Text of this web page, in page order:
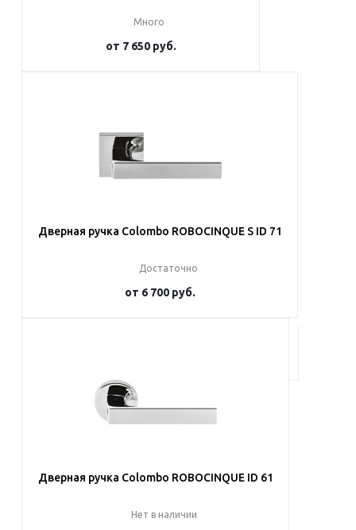
Много
от 7 650 руб.
Дверная ручка Colombo ROBOCINQUE S ID 71
Достаточно
от 6 700 руб.
Дверная ручка Colombo ROBOCINQUE ID 61
Нет в наличии